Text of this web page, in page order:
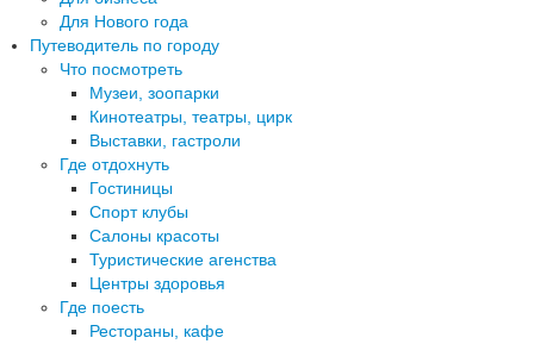
Для Нового года
Путеводитель по городу
Что посмотреть
Музеи, зоопарки
Кинотеатры, театры, цирк
Выставки, гастроли
Где отдохнуть
Гостиницы
Спорт клубы
Салоны красоты
Туристические агенства
Центры здоровья
Где поесть
Рестораны, кафе